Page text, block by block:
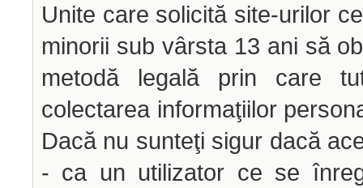
Unite care solicită site-urilor
minorii sub vârsta 13 ani să
metodă legală prin care
colectarea informaţiilor
Dacă nu sunteţi sigur dacă
- ca un utilizator ce se